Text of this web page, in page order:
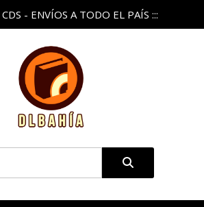
- ENVÍOS A TODO EL PAÍS :::